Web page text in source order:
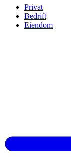
Privat
Bedrift
Eiendom